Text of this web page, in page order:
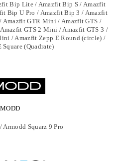
Bip Lite / Amazfit Bip S / Amazfit
Bip U Pro / Amazfit Bip 3 / Amazfit
Amazfit GTR Mini / Amazfit GTS /
GTS 2 Mini / Amazfit GTS 3 /
/ Amazfit Zepp E Round (circle) /
(Quadrate)
Armodd Squarz 9 Pro